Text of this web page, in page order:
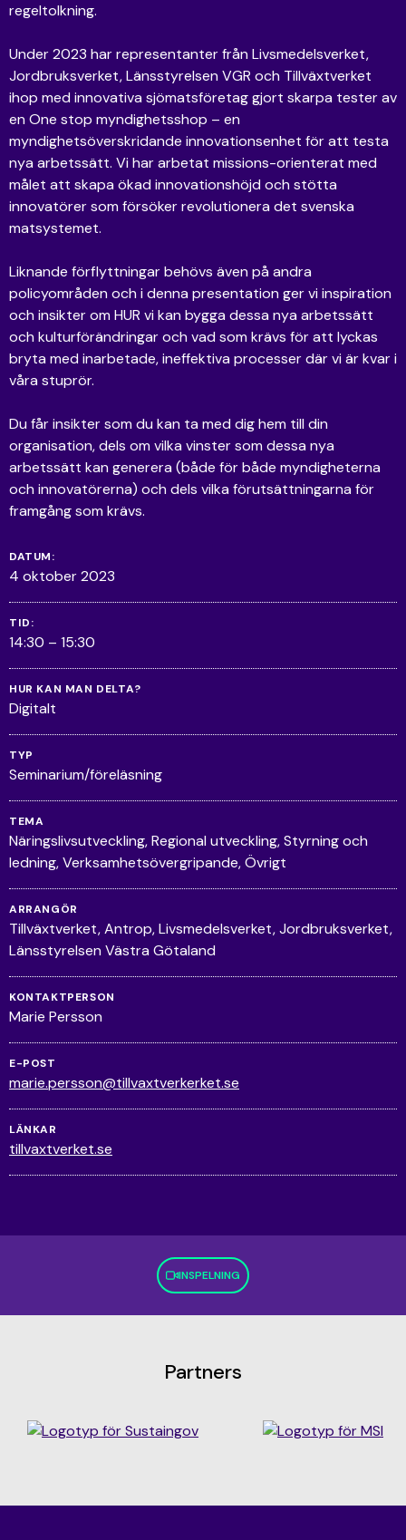
regeltolkning.
Under 2023 har representanter från Livsmedelsverket,
Jordbruksverket, Länsstyrelsen VGR och Tillväxtverket
ihop med innovativa sjömatsföretag gjort skarpa tester av
en One stop myndighetsshop – en
myndighetsöverskridande innovationsenhet för att testa
nya arbetssätt. Vi har arbetat missions-orienterat med
målet att skapa ökad innovationshöjd och stötta
innovatörer som försöker revolutionera det svenska
matsystemet.
Liknande förflyttningar behövs även på andra
policyområden och i denna presentation ger vi inspiration
och insikter om HUR vi kan bygga dessa nya arbetssätt
och kulturförändringar och vad som krävs för att lyckas
bryta med inarbetade, ineffektiva processer där vi är kvar i
våra stuprör.
Du får insikter som du kan ta med dig hem till din
organisation, dels om vilka vinster som dessa nya
arbetssätt kan generera (både för både myndigheterna
och innovatörerna) och dels vilka förutsättningarna för
framgång som krävs.
DATUM:
4 oktober 2023
TID:
14:30 – 15:30
HUR KAN MAN DELTA?
Digitalt
TYP
Seminarium/föreläsning
TEMA
Näringslivsutveckling Regional utveckling Styrning och
ledning Verksamhetsövergripande Övrigt
ARRANGÖR
Tillväxtverket, Antrop, Livsmedelsverket, Jordbruksverket,
Länsstyrelsen Västra Götaland
KONTAKTPERSON
Marie Persson
E-POST
marie.persson@tillvaxtverkerket.se
LÄNKAR
tillvaxtverket.se
INSPELNING
Partners